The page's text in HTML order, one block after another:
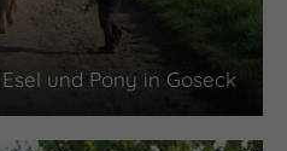
und Pony in Goseck